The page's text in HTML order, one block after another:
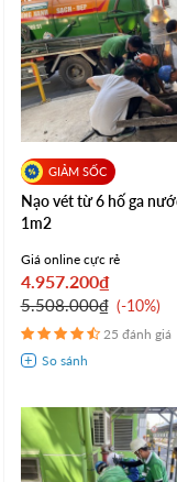
Nạo vét từ 6 hố ga
1m2
Giá online cực rẻ
4.957.200₫
5.508.000₫ -10%
25 đánh giá